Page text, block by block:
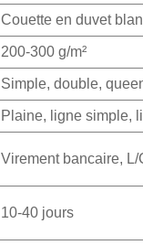
Couette en duvet
200-300 g/m²
Simple, double,
Plaine, ligne simple,
Virement bancaire, L/
10-40 jours